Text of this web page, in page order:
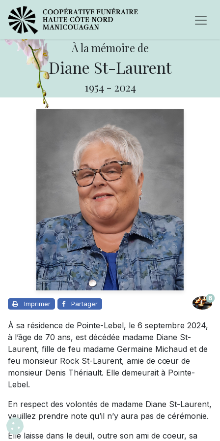
À la mémoire de
Diane St-Laurent
1954 - 2024
Imprimer Partager
6
À sa résidence de Pointe-Lebel, le 6 septembre 2024,
à l’âge de 70 ans, est décédée madame Diane St-
Laurent, fille de feu madame Germaine Michaud et de
feu monsieur Rock St-Laurent, amie de cœur de
monsieur Denis Thériault. Elle demeurait à Pointe-
Lebel.
En respect des volontés de madame Diane St-Laurent,
veuillez prendre note qu’il n’y aura pas de cérémonie.
Elle laisse dans le deuil, outre son ami de coeur, sa